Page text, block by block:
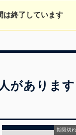
は終了しています
があります
期限切れ